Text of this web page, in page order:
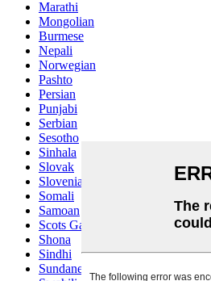
Marathi
Mongolian
Burmese
Nepali
Norwegian
Pashto
Persian
Punjabi
Serbian
Sesotho
Sinhala
Slovak
Slovenian
Somali
Samoan
Scots Gaelic
Shona
Sindhi
Sundanese